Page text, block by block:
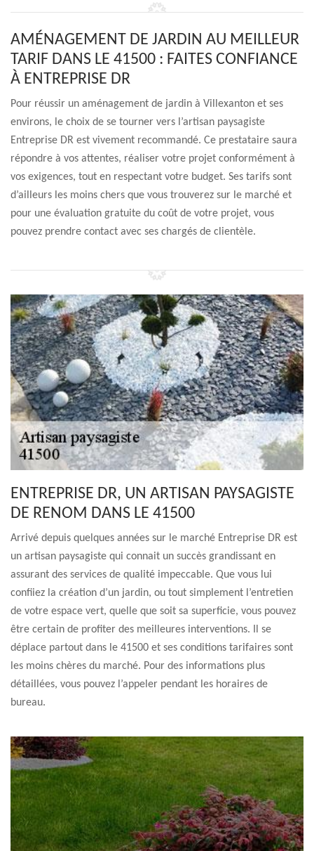
AMÉNAGEMENT DE JARDIN AU MEILLEUR
TARIF DANS LE 41500 : FAITES CONFIANCE
À ENTREPRISE DR
Pour réussir un aménagement de jardin à Villexanton et ses
environs, le choix de se tourner vers l’artisan paysagiste
Entreprise DR est vivement recommandé. Ce prestataire saura
répondre à vos attentes, réaliser votre projet conformément à
vos exigences, tout en respectant votre budget. Ses tarifs sont
d’ailleurs les moins chers que vous trouverez sur le marché et
pour une évaluation gratuite du coût de votre projet, vous
pouvez prendre contact avec ses chargés de clientèle.
ENTREPRISE DR, UN ARTISAN PAYSAGISTE
DE RENOM DANS LE 41500
Arrivé depuis quelques années sur le marché Entreprise DR est
un artisan paysagiste qui connait un succès grandissant en
assurant des services de qualité impeccable. Que vous lui
confiiez la création d’un jardin, ou tout simplement l’entretien
de votre espace vert, quelle que soit sa superficie, vous pouvez
être certain de profiter des meilleures interventions. Il se
déplace partout dans le 41500 et ses conditions tarifaires sont
les moins chères du marché. Pour des informations plus
détaillées, vous pouvez l’appeler pendant les horaires de
bureau.